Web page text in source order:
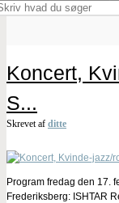
Koncert,
S...
Skrevet af ditte
Program fredag den 17.
Frederiksberg: ISHTAR